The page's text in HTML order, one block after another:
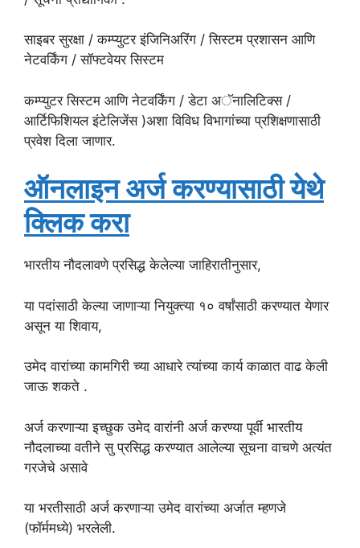
साइबर सुरक्षा / कम्प्युटर इंजिनिअरिंग / सिस्टम प्रशासन आणि
नेटवर्किंग / सॉफ्टवेयर सिस्टम
कम्प्युटर सिस्टम आणि नेटवर्किंग / डेटा अॅनालिटिक्स /
आर्टिफिशियल इंटेलिजेंस )अशा विविध विभागांच्या प्रशिक्षणासाठी
प्रवेश दिला जाणार.
ऑनलाइन अर्ज करण्यासाठी येथे
क्लिक करा
भारतीय नौदलावणे प्रसिद्ध केलेल्या जाहिरातीनुसार,
या पदांसाठी केल्या जाणाऱ्या नियुक्त्या १० वर्षांसाठी करण्यात येणार
असून या शिवाय,
उमेद वारांच्या कामगिरी च्या आधारे त्यांच्या कार्य काळात वाढ केली
जाऊ शकते .
अर्ज करणाऱ्या इच्छुक उमेद वारांनी अर्ज करण्या पूर्वी भारतीय
नौदलाच्या वतीने सु प्रसिद्ध करण्यात आलेल्या सूचना वाचणे अत्यंत
गरजेचे असावे
या भरतीसाठी अर्ज करणाऱ्या उमेद वारांच्या अर्जात म्हणजे
(फॉर्ममध्ये) भरलेली.